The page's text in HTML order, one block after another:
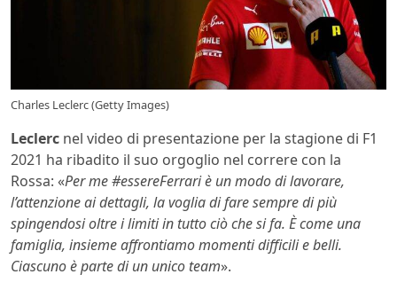
Charles Leclerc (Getty Images)
Leclerc nel video di presentazione per la stagione di F1
2021 ha ribadito il suo orgoglio nel correre con la
Rossa: «Per me #essereFerrari è un modo di lavorare,
l’attenzione ai dettagli, la voglia di fare sempre di più
spingendosi oltre i limiti in tutto ciò che si fa. È come una
famiglia, insieme affrontiamo momenti difficili e belli.
Ciascuno è parte di un unico team».